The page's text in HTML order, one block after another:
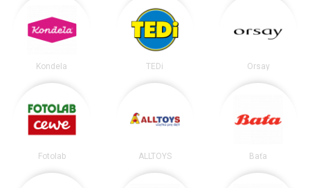
Kondela TEDi Orsay
Fotolab ALLTOYS Baťa